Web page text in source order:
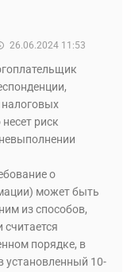
26.06.2024 11:53
налоговых
риск
о
может быть
из способов,
порядке, в
установленный 10-